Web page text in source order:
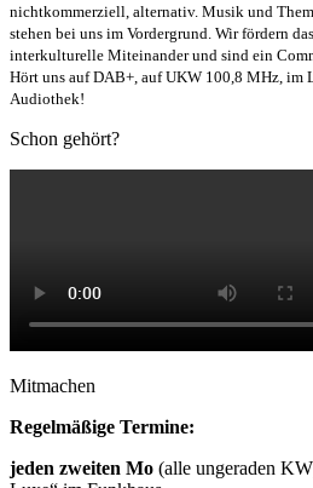
nichtkommerziell, alternativ. Musik und
stehen bei uns im Vordergrund. Wir fördern
interkulturelle Miteinander und sind ein
Hört uns auf DAB+, auf UKW 100,8 MHz, im
Audiothek!
Schon gehört?
Mitmachen
Regelmäßige Termine:
jeden zweiten Mo (alle ungeraden